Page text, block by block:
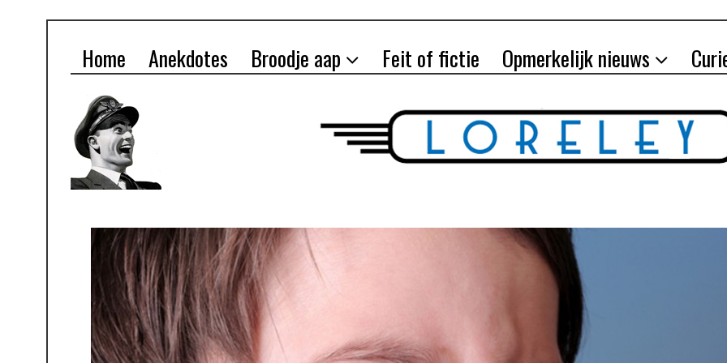
Home Anekdotes Broodje aap Feit of fictie Opmerkelijk nieuws